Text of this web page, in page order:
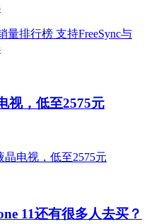
视，低至2575元
11还有很多人去买？